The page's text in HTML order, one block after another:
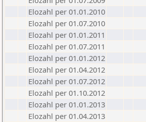
Elozahl per 01.01.2010
Elozahl per 01.07.2010
Elozahl per 01.01.2011
Elozahl per 01.07.2011
Elozahl per 01.01.2012
Elozahl per 01.04.2012
Elozahl per 01.07.2012
Elozahl per 01.10.2012
Elozahl per 01.01.2013
Elozahl per 01.04.2013